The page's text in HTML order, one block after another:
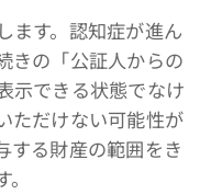
ます。認知症が進ん
きの「公証人からの
示できる状態でなけ
ただけない可能性が
する財産の範囲をき